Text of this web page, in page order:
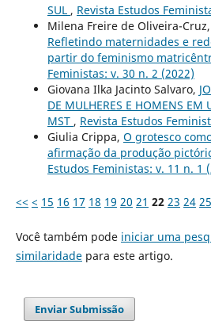
SUL , Revista Estudos
Milena Freire de Oliveira-
Refletindo maternidades e
partir do feminismo
Feministas: v. 30 n. 2 (2022)
Giovana Ilka Jacinto Salvaro,
DE MULHERES E HOMENS EM
MST , Revista Estudos
Giulia Crippa, O grotesco
afirmação da produção
Estudos Feministas: v. 11 n. 1
<< < 15 16 17 18 19 20 21 22 23 24 25
Você também pode iniciar uma
similaridadepara este artigo.
Enviar Submissão